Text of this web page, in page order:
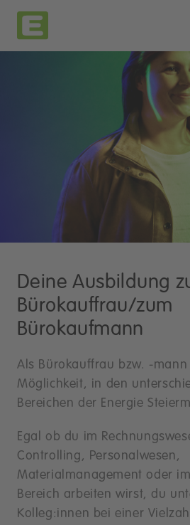
Deine Ausbildung
Bürokauffrau/zum
Bürokaufmann
Als Bürokauffrau bzw. -
Möglichkeit, in den
Bereichen der Energie
Egal ob du im
Controlling, Personalwesen,
Materialmanagement oder
Bereich arbeiten wirst, du
Kolleg:innen bei einer